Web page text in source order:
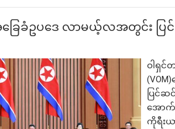
ခြေခံဥပဒေ လာမယ့်လအတွင်း ပ
ဝါရှင်
ပြင်
အောက်
ကိုရီး